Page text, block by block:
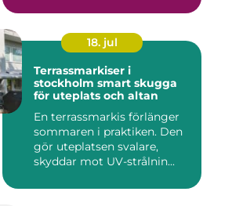
18. jul
Terrassmarkiser i
stockholm smart skugga
för uteplats och altan
En terrassmarkis förlänger
sommaren i praktiken. Den
gör uteplatsen svalare,
skyddar mot UV-strålnin...